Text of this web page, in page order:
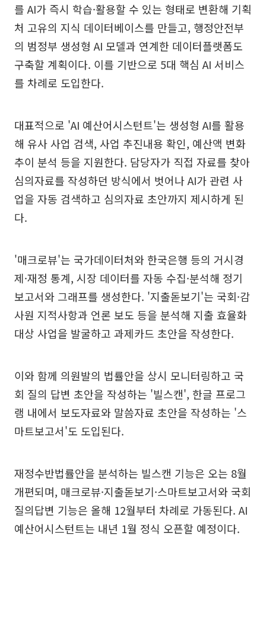
를 AI가 즉시 학습·활용할 수 있는 형태로 변환해 기획
처 고유의 지식 데이터베이스를 만들고, 행정안전부
의 범정부 생성형 AI 모델과 연계한 데이터플랫폼도
구축할 계획이다. 이를 기반으로 5대 핵심 AI 서비스
를 차례로 도입한다.
대표적으로 'AI 예산어시스턴트'는 생성형 AI를 활용
해 유사 사업 검색, 사업 추진내용 확인, 예산액 변화
추이 분석 등을 지원한다. 담당자가 직접 자료를 찾아
심의자료를 작성하던 방식에서 벗어나 AI가 관련 사
업을 자동 검색하고 심의자료 초안까지 제시하게 된
다.
'매크로뷰'는 국가데이터처와 한국은행 등의 거시경
제·재정 통계, 시장 데이터를 자동 수집·분석해 정기
보고서와 그래프를 생성한다. '지출돋보기'는 국회·감
사원 지적사항과 언론 보도 등을 분석해 지출 효율화
대상 사업을 발굴하고 과제카드 초안을 작성한다.
이와 함께 의원발의 법률안을 상시 모니터링하고 국
회 질의 답변 초안을 작성하는 '빌스캔', 한글 프로그
램 내에서 보도자료와 말씀자료 초안을 작성하는 '스
마트보고서'도 도입된다.
재정수반법률안을 분석하는 빌스캔 기능은 오는 8월
개편되며, 매크로뷰·지출돋보기·스마트보고서와 국회
질의답변 기능은 올해 12월부터 차례로 가동된다. AI
예산어시스턴트는 내년 1월 정식 오픈할 예정이다.